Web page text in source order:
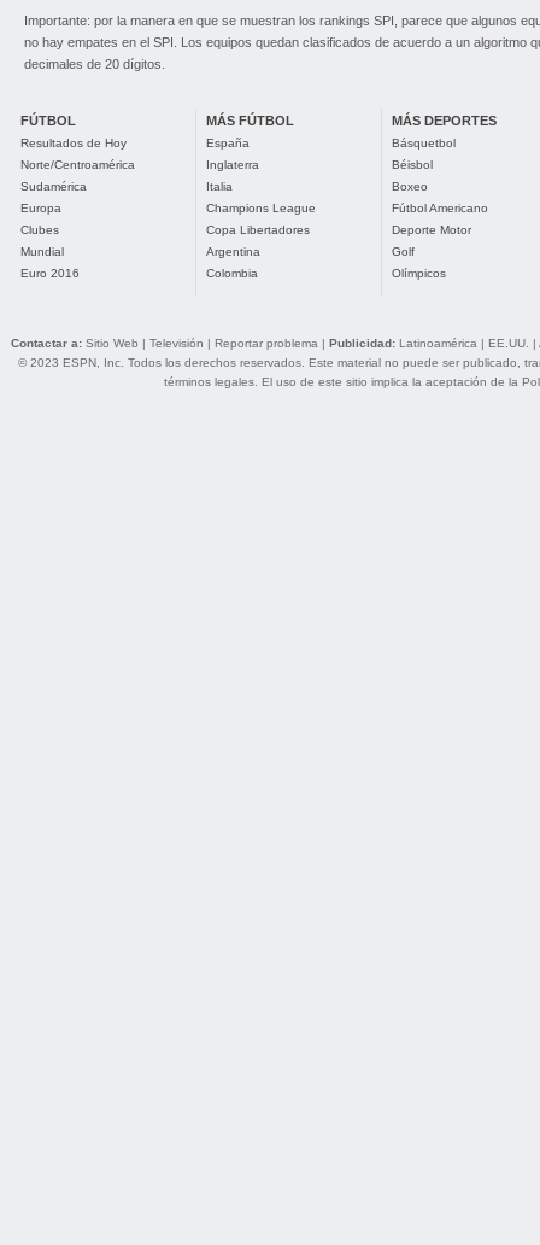
Importante: por la manera en que se muestran los rankings SPI, parece que algunos
no hay empates en el SPI. Los equipos quedan clasificados de acuerdo a un algoritmo
decimales de 20 dígitos.
FÚTBOL
Resultados de Hoy
Norte/Centroamérica
Sudamérica
Europa
Clubes
Mundial
Euro 2016
MÁS FÚTBOL
España
Inglaterra
Italia
Champions League
Copa Libertadores
Argentina
Colombia
MÁS DEPORTES
Básquetbol
Béisbol
Boxeo
Fútbol Americano
Deporte Motor
Golf
Olímpicos
Contactar a: Sitio Web | Televisión | Reportar problema | Publicidad: Latinoamérica | EE.UU. |
© 2023 ESPN, Inc. Todos los derechos reservados. Este material no puede ser publicado,
términos legales. El uso de este sitio implica la aceptación de la